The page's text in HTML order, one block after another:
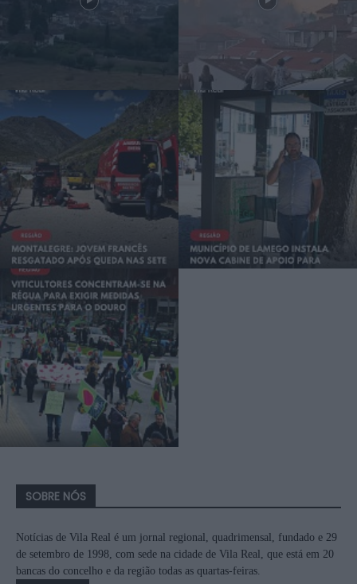
SOBRE NÓS
Notícias de Vila Real é um jornal regional, quadrimensal, fundado e 29
de setembro de 1998, com sede na cidade de Vila Real, que está em 20
bancas do concelho e da região todas as quartas-feiras.